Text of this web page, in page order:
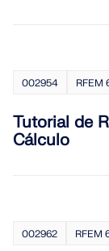
002954 RFEM
Tutorial de
Cálculo
002962 RFEM